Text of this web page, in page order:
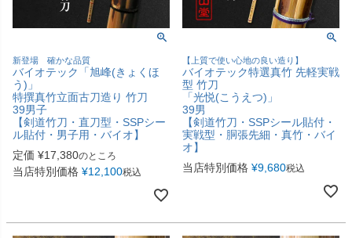
新登場 確かな品質
バイオテック「旭峰(きょくほ
う)」
特撰真竹立面古刀造り 竹刀
39男子
【剣道竹刀・直刀型・SSPシー
ル貼付・男子用・バイオ】
定価 ¥17,380のところ
当店特別価格 ¥12,100税込
【上質で使い心地の良い造り】
バイオテック特選真竹 先軽実戦
型 竹刀
「光悦(こうえつ)」
39男
【剣道竹刀・SSPシール貼付・
実戦型・胴張先細・真竹・バイ
オ】
当店特別価格 ¥9,680税込